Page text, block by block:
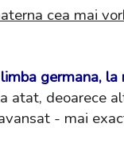
cea mai
germana, la
atat, deoarece
- mai